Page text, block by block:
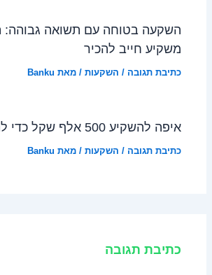
השקעה בטוחה עם תשואה גבוהה:
משקיע חייב להכיר
כתיבת תגובה / השקעות / מאת Banku
איפה להשקיע 500 אלף שקל כדי להרוויח בגדול
כתיבת תגובה / השקעות / מאת Banku
כתיבת תגובה